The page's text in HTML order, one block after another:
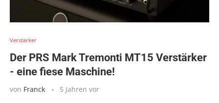
Verstärker
Der PRS Mark Tremonti MT15 Verstärker
- eine fiese Maschine!
von Franck 5 Jahren vor